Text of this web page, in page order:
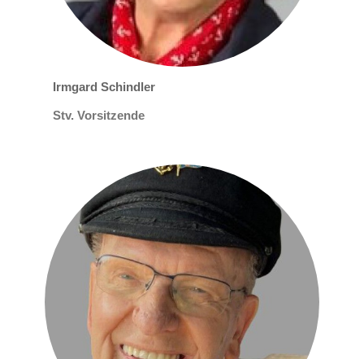
Irmgard Schindler
Stv. Vorsitzende